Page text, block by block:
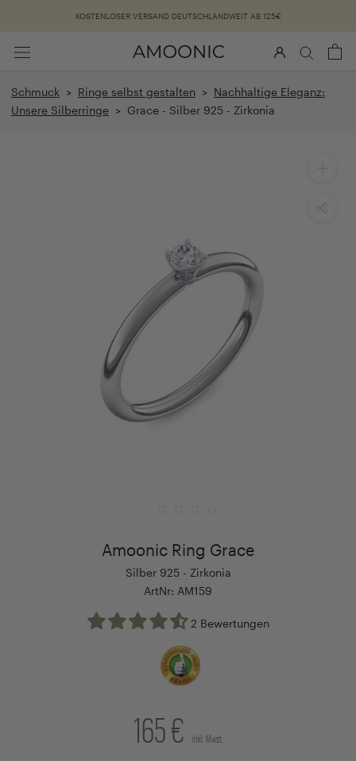
KOSTENLOSER VERSAND DEUTSCHLANDWEIT AB 125€
Schmuck > Ringe selbst gestalten > Nachhaltige Eleganz:
Unsere Silberringe > Grace - Silber 925 - Zirkonia
Amoonic Ring Grace
Silber 925 - Zirkonia
ArtNr: AM159
2 Bewertungen
165 € inkl. Mwst.